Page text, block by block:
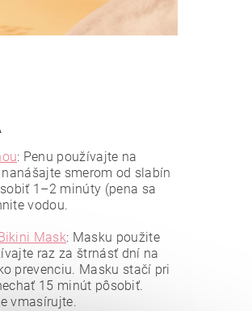
: Penu používajte na
smerom od slabín
1–2 minúty (pena sa
vodou.
Mask: Masku použite
raz za štrnásť dní na
prevenciu. Masku stačí pri
15 minút pôsobiť.
vmasírujte.